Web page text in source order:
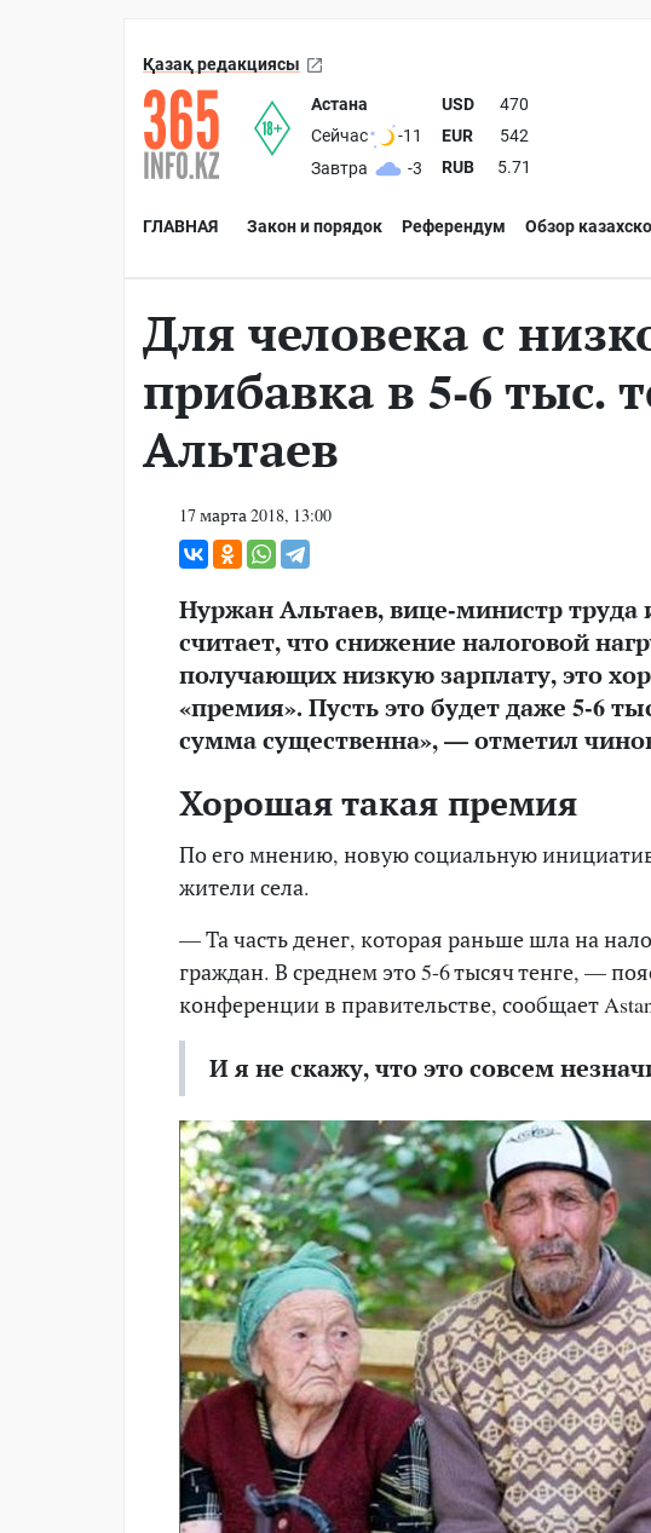
Қазақ редакциясы
Астана
Сейчас
-11
Завтра
-3
USD
470
EUR
542
RUB
5.71
ГЛАВНАЯ Закон и порядок Референдум Обзор
Для человека с
прибавка в 5-6 тыс.
Альтаев
17 марта 2018, 13:00
Нуржан Альтаев, вице-министр
считает, что снижение налоговой
получающих низкую зарплату, это
«премия». Пусть это будет даже 5-6
сумма существенна», — отметил
Хорошая такая премия
По его мнению, новую социальную
жители села.
— Та часть денег, которая раньше шла на
граждан. В среднем это 5-6 тысяч тенге, —
конференции в правительстве, сообщает
И я не скажу, что это совсем